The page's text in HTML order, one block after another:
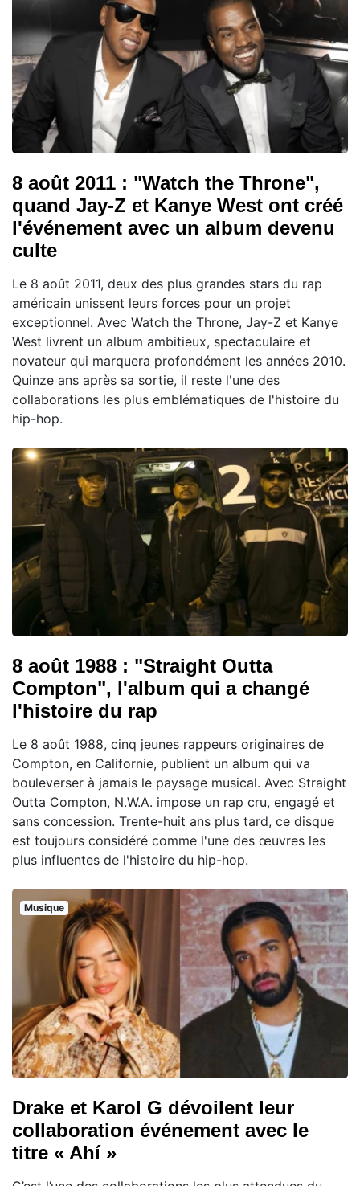
8 août 2011 : "Watch the Throne",
quand Jay-Z et Kanye West ont créé
l'événement avec un album devenu
culte
Le 8 août 2011, deux des plus grandes stars du rap
américain unissent leurs forces pour un projet
exceptionnel. Avec Watch the Throne, Jay-Z et Kanye
West livrent un album ambitieux, spectaculaire et
novateur qui marquera profondément les années 2010.
Quinze ans après sa sortie, il reste l'une des
collaborations les plus emblématiques de l'histoire du
hip-hop.
8 août 1988 : "Straight Outta
Compton", l'album qui a changé
l'histoire du rap
Le 8 août 1988, cinq jeunes rappeurs originaires de
Compton, en Californie, publient un album qui va
bouleverser à jamais le paysage musical. Avec Straight
Outta Compton, N.W.A. impose un rap cru, engagé et
sans concession. Trente-huit ans plus tard, ce disque
est toujours considéré comme l'une des œuvres les
plus influentes de l'histoire du hip-hop.
Musique
Drake et Karol G dévoilent leur
collaboration événement avec le
titre « Ahí »